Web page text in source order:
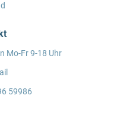
Mo-Fr 9-18 Uhr
59986